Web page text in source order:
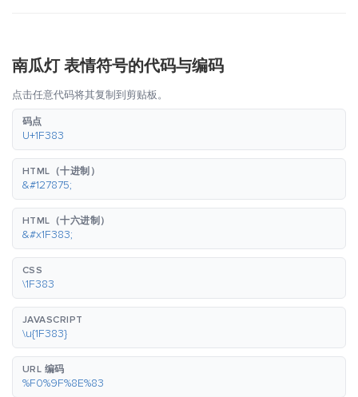
南瓜灯 表情符号的代码与编码
点击任意代码将其复制到剪贴板。
码点
U+1F383
HTML（十进制）
&#127875;
HTML（十六进制）
&#x1F383;
CSS
\1F383
JAVASCRIPT
\u{1F383}
URL 编码
%F0%9F%8E%83